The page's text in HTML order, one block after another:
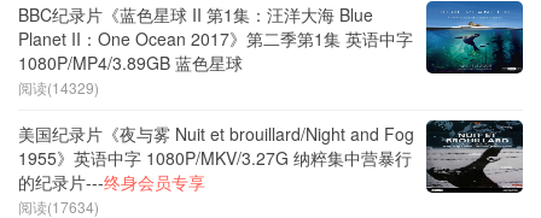
BBC纪录片《蓝色星球 II 第1集：汪洋大海 Blue
Planet II：One Ocean 2017》第二季第1集 英语中字
1080P/MP4/3.89GB 蓝色星球
阅读(14329)
美国纪录片《夜与雾 Nuit et brouillard/Night and Fog
1955》英语中字 1080P/MKV/3.27G 纳粹集中营暴行
的纪录片---终身会员专享
阅读(17634)